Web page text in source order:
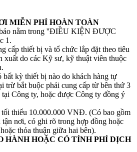
MIỄN PHÍ HOÀN TOÀN
bảo nằm trong ''ĐIỀU KIỆN ĐƯỢC
1.
cấp thiết bị và tổ chức lắp đặt theo tiêu
xuất do các Kỹ sư, kỹ thuật viên thuộc
bất kỳ thiết bị nào do khách hàng tự
trừ bắt buộc phải cung cấp từ bên thứ 3
tại Công ty, hoặc được Công ty đồng ý
tối thiểu 10.000.000 VNĐ. (Có bao gồm
nơi, có ghi rõ trong hợp đồng hoặc
thỏa thuận giữa hai bên).
HÀNH HOẶC CÓ TÍNH PHÍ DỊCH